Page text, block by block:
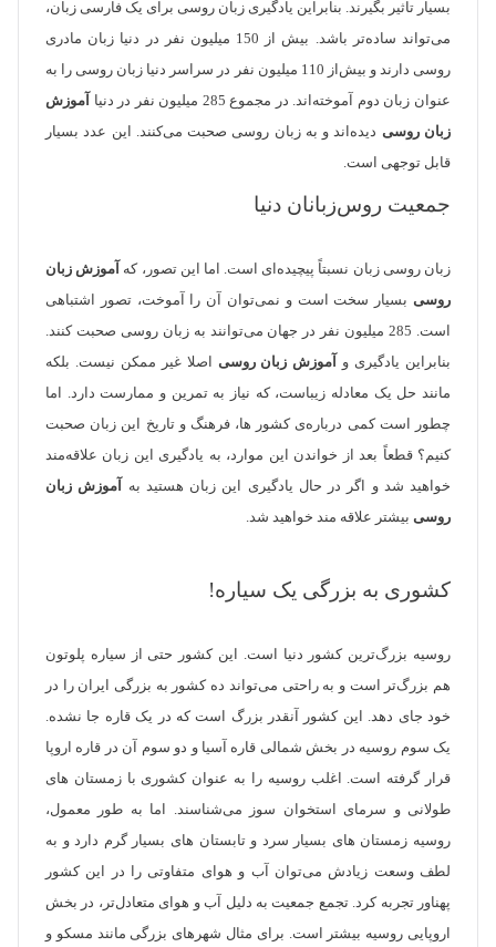
بسیار تاثیر بگیرند. بنا‌براین یادگیری زبان روسی برای یک فارسی زبان،
می‌تواند ساده‌تر باشد. بیش‌ از 150 میلیون نفر در دنیا زبان مادری
روسی دارند و بیش‌از 110 میلیون نفر در سراسر دنیا زبان روسی را به
عنوان زبان دوم آموخته‌اند. در مجموع 285 میلیون نفر در دنیا
آموزش
زبان روسی دیده‌اند و به زبان روسی صحبت می‌کنند. این عدد بسیار
قابل توجهی است.
جمعیت روس‌زبانان دنیا
زبان روسی زبان نسبتاً پیچیده‌ای است. اما این تصور، که آموزش زبان
روسی بسیار سخت است و نمی‌توان آن‌ را آموخت، تصور اشتباهی
است. 285 میلیون نفر در جهان می‌توانند به زبان روسی صحبت کنند.
بنابراین یادگیری و
آموزش زبان روسی
اصلا غیر ممکن نیست. بلکه
مانند حل یک معادله زیباست، که نیاز به تمرین و ممارست دارد. اما
چطور است کمی درباره‌ی کشور ها، فرهنگ و تاریخ این زبان صحبت
کنیم؟ قطعاً بعد از خواندن این موارد، به یادگیری این زبان علاقه‌مند
خواهید شد و اگر در حال یادگیری این زبان هستید به
آموزش زبان
روسی بیشتر علاقه مند خواهید شد.
کشوری به بزرگی یک سیاره!
روسیه بزرگ‌ترین کشور دنیا است. این کشور حتی از سیاره پلوتون
هم بزرگ‌تر است و به راحتی می‌تواند ده کشور به بزرگی ایران را در
خود جای دهد. این کشور آنقدر بزرگ است که در یک قاره جا نشده.
یک سوم روسیه در بخش شمالی قاره آسیا و دو سوم آن در قاره اروپا
قرار گرفته است. اغلب روسیه را به عنوان کشوری با زمستان های
طولانی و سرمای استخوان سوز می‌شناسند. اما به طور معمول،
روسیه زمستان های بسیار سرد و تابستان های بسیار گرم دارد و به
لطف وسعت زیادش می‌توان آب و هوای متفاوتی را در این کشور
پهناور تجربه کرد. تجمع جمعیت به دلیل آب و هوای متعادل‌تر، در بخش
اروپایی روسیه بیشتر است. برای مثال شهر‎‌های بزرگی مانند مسکو و